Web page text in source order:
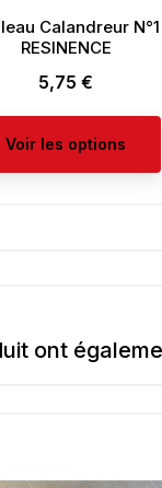
Calandreur N°1
RESINENCE
Prix
5,75 €
Voir les options
ont